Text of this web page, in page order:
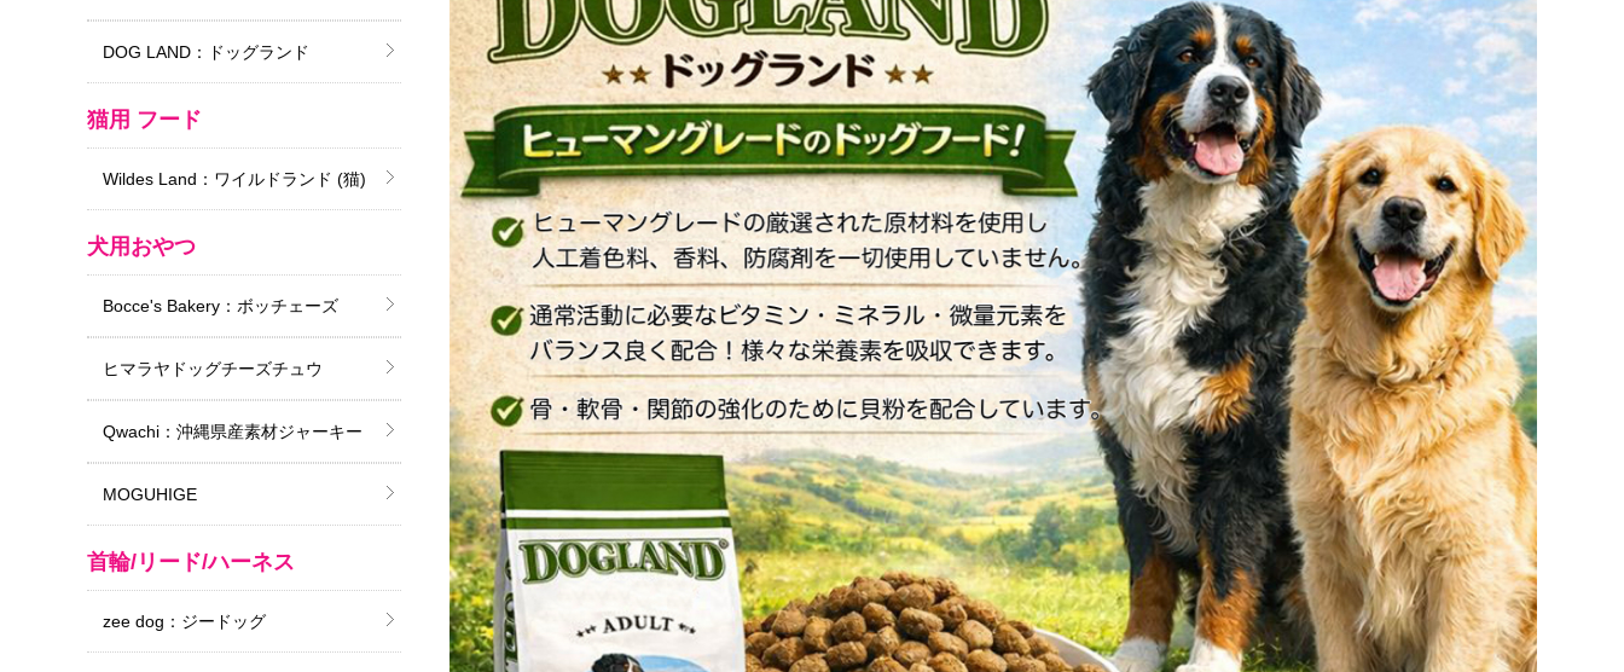
DOG LAND：ドッグランド
猫用 フード
Wildes Land：ワイルドランド (猫)
犬用おやつ
Bocce's Bakery：ボッチェーズ
ヒマラヤドッグチーズチュウ
Qwachi：沖縄県産素材ジャーキー
MOGUHIGE
首輪/リード/ハーネス
zee dog：ジードッグ